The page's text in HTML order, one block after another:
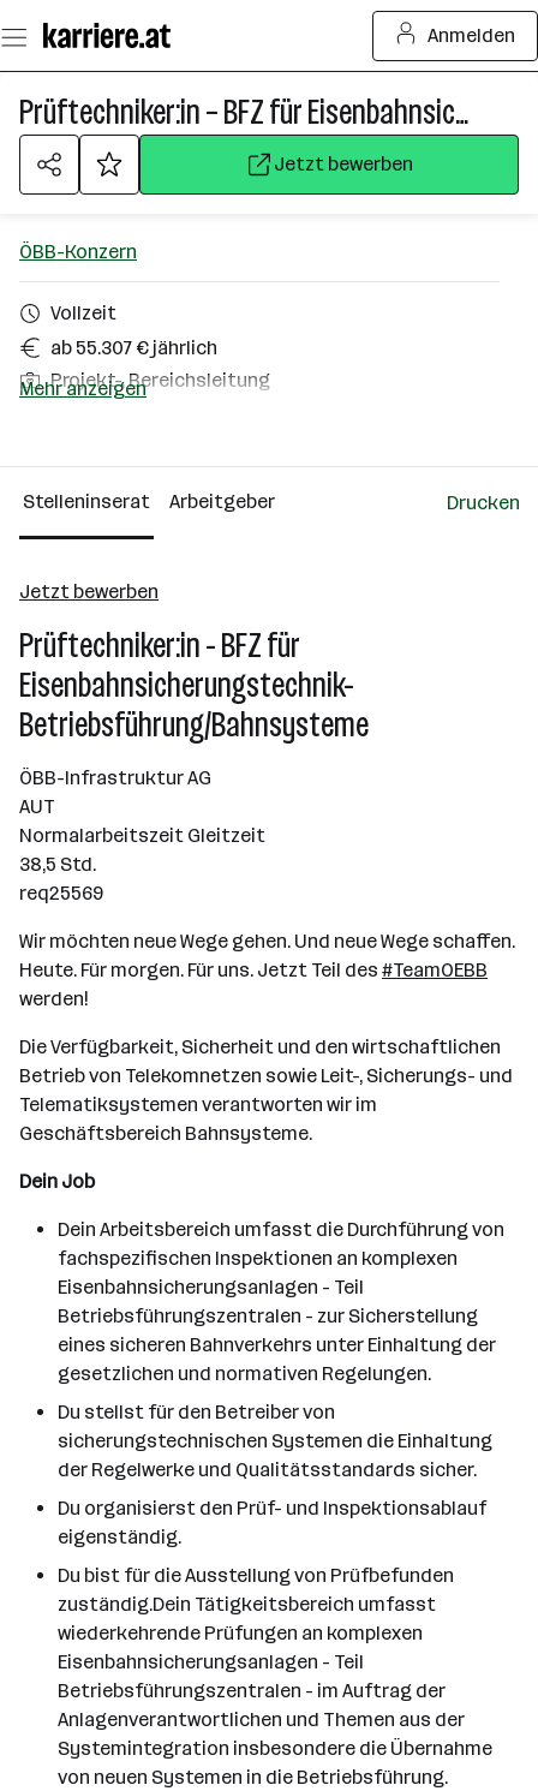
Seiteninhalt
springen
Anmelden
Prüftechniker:in – BFZ für Eisenbahnsicherungstechnik- Betriebsführung/Bahnsysteme
Jetzt bewerben
ÖBB-Konzern
Vollzeit
ab 55.307 € jährlich
Projekt-, Bereichsleitung
Über das Unternehmen
10000+ Mitarbeiter*innen
Mehr anzeigen
Stelleninserat Arbeitgeber Drucken
Jetzt bewerben
Prüftechniker:in - BFZ für
Eisenbahnsicherungstechnik-
Betriebsführung/Bahnsysteme
ÖBB-Infrastruktur AG
AUT
Normalarbeitszeit Gleitzeit
38,5 Std.
req25569
Wir möchten neue Wege gehen. Und neue Wege schaffen.
Heute. Für morgen. Für uns. Jetzt Teil des #TeamOEBB
werden!
Die Verfügbarkeit, Sicherheit und den wirtschaftlichen
Betrieb von Telekomnetzen sowie Leit-, Sicherungs- und
Telematiksystemen verantworten wir im
Geschäftsbereich Bahnsysteme.
Dein Job
Dein Arbeitsbereich umfasst die Durchführung von
fachspezifischen Inspektionen an komplexen
Eisenbahnsicherungsanlagen - Teil
Betriebsführungszentralen - zur Sicherstellung
eines sicheren Bahnverkehrs unter Einhaltung der
gesetzlichen und normativen Regelungen.
Du stellst für den Betreiber von
sicherungstechnischen Systemen die Einhaltung
der Regelwerke und Qualitätsstandards sicher.
Du organisierst den Prüf- und Inspektionsablauf
eigenständig.
Du bist für die Ausstellung von Prüfbefunden
zuständig.Dein Tätigkeitsbereich umfasst
wiederkehrende Prüfungen an komplexen
Eisenbahnsicherungsanlagen - Teil
Betriebsführungszentralen - im Auftrag der
Anlagenverantwortlichen und Themen aus der
Systemintegration insbesondere die Übernahme
von neuen Systemen in die Betriebsführung.